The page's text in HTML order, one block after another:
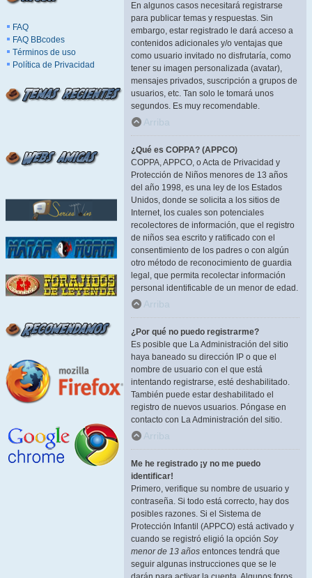
FAQ
FAQ BBcodes
Términos de uso
Política de Privacidad
En algunos casos necesitará registrarse
para publicar temas y respuestas. Sin
embargo, estar registrado le dará acceso a
contenidos adicionales y/o ventajas que
como usuario invitado no disfrutaría, como
tener su imagen personalizada (avatar),
mensajes privados, suscripción a grupos de
usuarios, etc. Tan solo le tomará unos
segundos. Es muy recomendable.
Arriba
¿Qué es COPPA? (APPCO)
COPPA, APPCO, o Acta de Privacidad y
Protección de Niños menores de 13 años
del año 1998, es una ley de los Estados
Unidos, donde se solicita a los sitios de
Internet, los cuales son potenciales
recolectores de información, que el registro
de niños sea escrito y ratificado con el
consentimiento de los padres o con algún
otro método de reconocimiento de guardia
legal, que permita recolectar información
personal identificable de un menor de edad.
Arriba
¿Por qué no puedo registrarme?
Es posible que La Administración del sitio
haya baneado su dirección IP o que el
nombre de usuario con el que está
intentando registrarse, esté deshabilitado.
También puede estar deshabilitado el
registro de nuevos usuarios. Póngase en
contacto con La Administración del sitio.
Arriba
Me he registrado ¡y no me puedo
identificar!
Primero, verifique su nombre de usuario y
contraseña. Si todo está correcto, hay dos
posibles razones. Si el Sistema de
Protección Infantil (APPCO) está activado y
cuando se registró eligió la opción Soy
menor de 13 años entonces tendrá que
seguir algunas instrucciones que se le